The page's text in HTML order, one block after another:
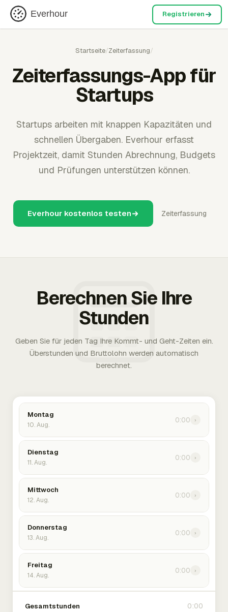
Everhour Registrieren
Startseite/Zeiterfassung/
Zeiterfassungs-App für
Startups
Startups arbeiten mit knappen Kapazitäten und
schnellen Übergaben. Everhour erfasst
Projektzeit, damit Stunden Abrechnung, Budgets
und Prüfungen unterstützen können.
Everhour kostenlos testen Zeiterfassung
Berechnen Sie Ihre
Stunden
Geben Sie für jeden Tag Ihre Kommt- und Geht-Zeiten ein.
Überstunden und Bruttolohn werden automatisch
berechnet.
Montag
10. Aug.
0:00 ›
Dienstag
11. Aug.
0:00 ›
Mittwoch
12. Aug.
0:00 ›
Donnerstag
13. Aug.
0:00 ›
Freitag
14. Aug.
0:00 ›
Gesamtstunden 0:00